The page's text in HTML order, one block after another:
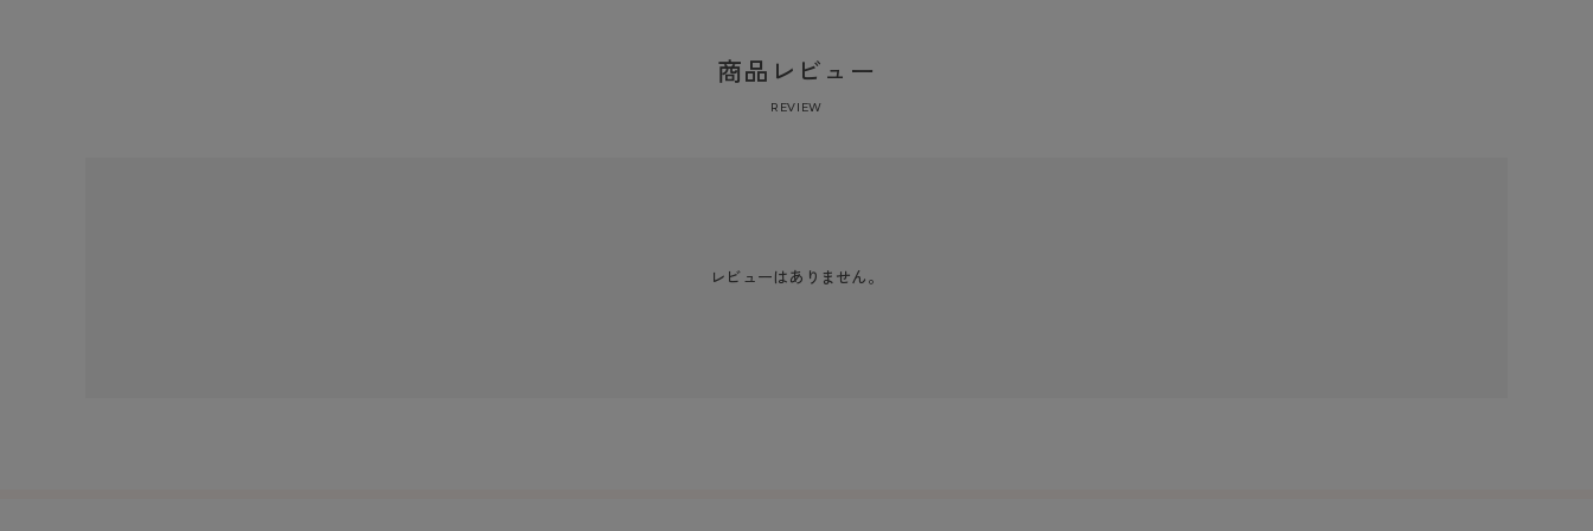
商品レビュー
REVIEW
レビューはありません。